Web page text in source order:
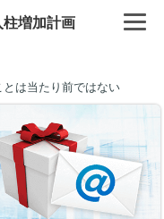
増加計画
とは当たり前ではない